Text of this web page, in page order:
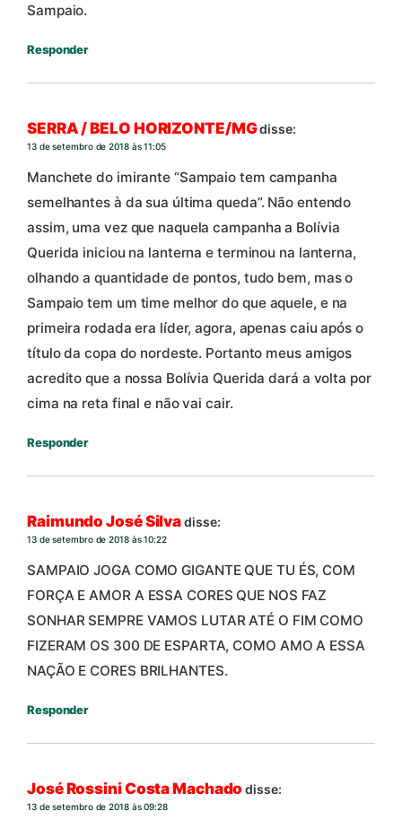
Sampaio.
Responder
SERRA / BELO HORIZONTE/MGdisse:
13 de setembro de 2018 às 11:05
Manchete do imirante “Sampaio tem campanha
semelhantes à da sua última queda”. Não entendo
assim, uma vez que naquela campanha a Bolívia
Querida iniciou na lanterna e terminou na lanterna,
olhando a quantidade de pontos, tudo bem, mas o
Sampaio tem um time melhor do que aquele, e na
primeira rodada era líder, agora, apenas caiu após o
título da copa do nordeste. Portanto meus amigos
acredito que a nossa Bolívia Querida dará a volta por
cima na reta final e não vai cair.
Responder
Raimundo José Silvadisse:
13 de setembro de 2018 às 10:22
SAMPAIO JOGA COMO GIGANTE QUE TU ÉS, COM
FORÇA E AMOR A ESSA CORES QUE NOS FAZ
SONHAR SEMPRE VAMOS LUTAR ATÉ O FIM COMO
FIZERAM OS 300 DE ESPARTA, COMO AMO A ESSA
NAÇÃO E CORES BRILHANTES.
Responder
José Rossini Costa Machado disse:
13 de setembro de 2018 às 09:28